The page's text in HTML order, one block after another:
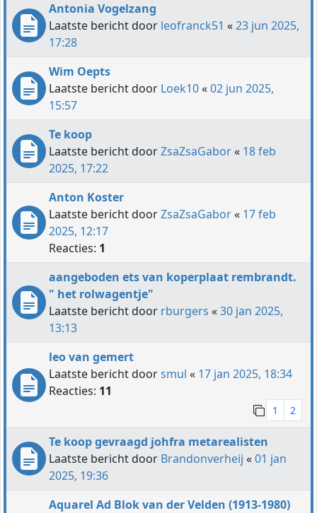
Antonia Vogelzang
Laatste bericht door leofranck51 «23 jun 2025,
17:28
Wim Oepts
Laatste bericht door Loek10«02 jun 2025,
15:57
Te koop
Laatste bericht doorZsaZsaGabor« 18 feb
2025, 17:22
Anton Koster
Laatste bericht doorZsaZsaGabor« 17 feb
2025, 12:17
Reacties: 1
aangeboden ets van koperplaat rembrandt.
" het rolwagentje"
Laatste bericht door rburgers «30 jan 2025,
13:13
leo van gemert
Laatste bericht doorsmul « 17 jan 2025, 18:34
Reacties: 11
1 2
Te koop gevraagd johfra metarealisten
Laatste bericht door Brandonverheij «01 jan
2025, 19:36
Aquarel Ad Blok van der Velden (1913-1980)